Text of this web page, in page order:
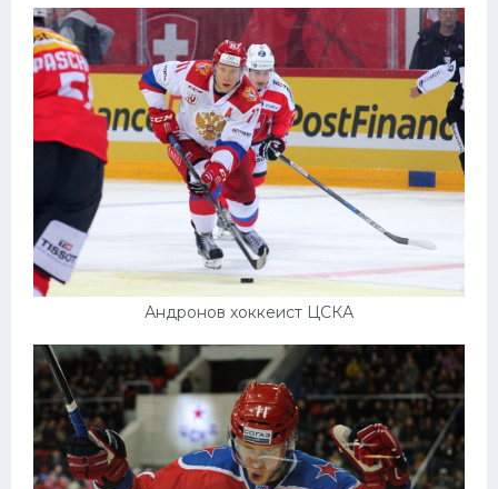
Андронов хоккеист ЦСКА